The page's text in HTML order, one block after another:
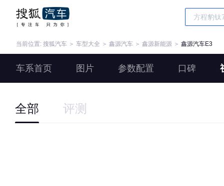
当前位置: 搜狐汽车 ＞ 车型大全 ＞ 鑫源汽车 ＞ 鑫源新能源 ＞ 鑫源汽车E3
车系首页 图片 参数配置 口碑
全部 评测